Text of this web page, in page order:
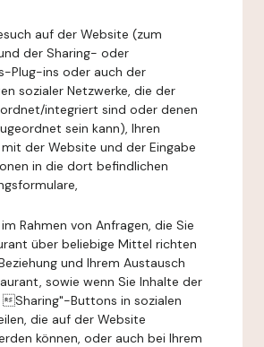
auf der Website (zum
der Sharing- oder
Plug-ins oder auch der
sozialer Netzwerke, die der
integriert sind oder denen
sein kann), Ihren
der Website und der Eingabe
in die dort befindlichen
Rahmen von Anfragen, die Sie
über beliebige Mittel richten
und Ihrem Austausch
sowie wenn Sie Inhalte der
Sharing"-Buttons in sozialen
die auf der Website
können, oder auch bei Ihrem